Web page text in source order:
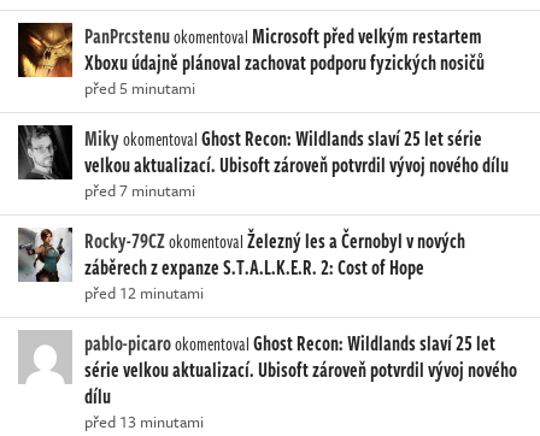
PanPrcstenuokomentovalMicrosoft před velkým restartem
Xboxu údajně plánoval zachovat podporu fyzických nosičů
před 5 minutami
MikyokomentovalGhost Recon: Wildlands slaví 25 let série
velkou aktualizací. Ubisoft zároveň potvrdil vývoj nového dílu
před 7 minutami
Rocky-79CZokomentovalŽelezný les a Černobyl v nových
záběrech z expanze S.T.A.L.K.E.R. 2: Cost of Hope
před 12 minutami
pablo-picarookomentovalGhost Recon: Wildlands slaví 25 let
série velkou aktualizací. Ubisoft zároveň potvrdil vývoj nového
dílu
před 13 minutami